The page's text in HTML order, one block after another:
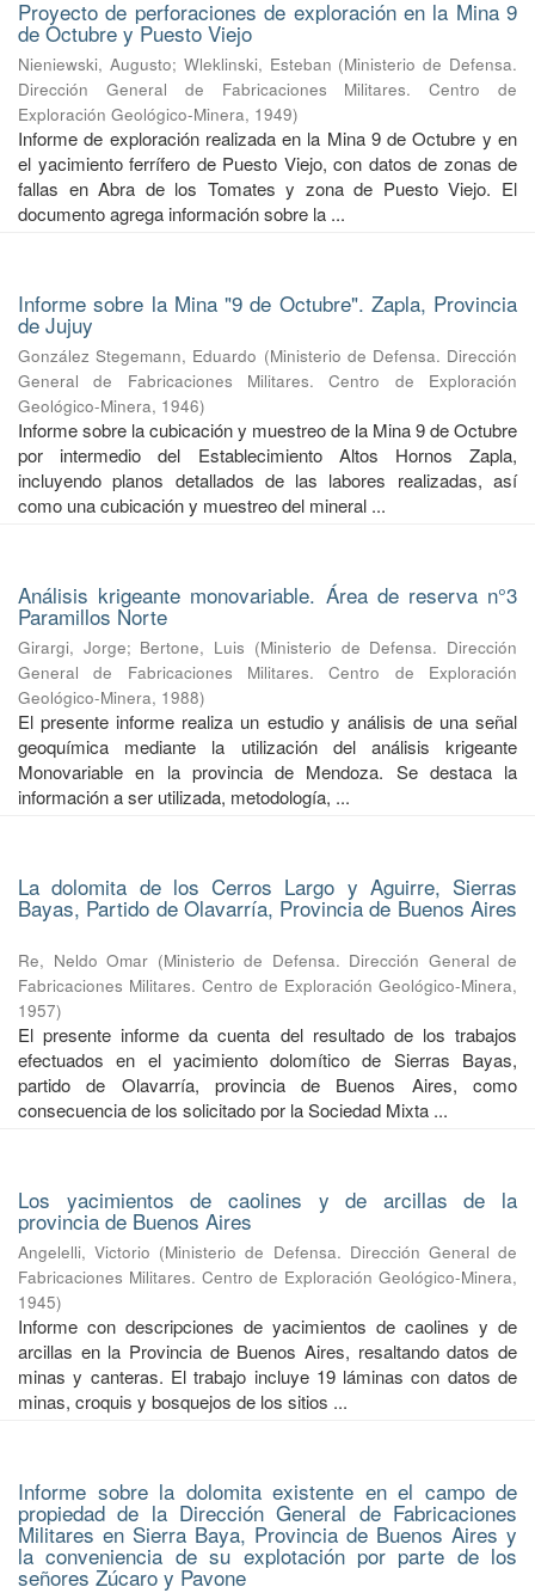
Proyecto de perforaciones de exploración en la Mina 9
de Octubre y Puesto Viejo
Nieniewski, Augusto; Wleklinski, Esteban (Ministerio de Defensa.
Dirección General de Fabricaciones Militares. Centro de
Exploración Geológico-Minera, 1949)
Informe de exploración realizada en la Mina 9 de Octubre y en
el yacimiento ferrífero de Puesto Viejo, con datos de zonas de
fallas en Abra de los Tomates y zona de Puesto Viejo. El
documento agrega información sobre la ...
Informe sobre la Mina "9 de Octubre". Zapla, Provincia
de Jujuy
González Stegemann, Eduardo (Ministerio de Defensa. Dirección
General de Fabricaciones Militares. Centro de Exploración
Geológico-Minera, 1946)
Informe sobre la cubicación y muestreo de la Mina 9 de Octubre
por intermedio del Establecimiento Altos Hornos Zapla,
incluyendo planos detallados de las labores realizadas, así
como una cubicación y muestreo del mineral ...
Análisis krigeante monovariable. Área de reserva n°3
Paramillos Norte
Girargi, Jorge; Bertone, Luis (Ministerio de Defensa. Dirección
General de Fabricaciones Militares. Centro de Exploración
Geológico-Minera, 1988)
El presente informe realiza un estudio y análisis de una señal
geoquímica mediante la utilización del análisis krigeante
Monovariable en la provincia de Mendoza. Se destaca la
información a ser utilizada, metodología, ...
La dolomita de los Cerros Largo y Aguirre, Sierras
Bayas, Partido de Olavarría, Provincia de Buenos Aires
Re, Neldo Omar (Ministerio de Defensa. Dirección General de
Fabricaciones Militares. Centro de Exploración Geológico-Minera,
1957)
El presente informe da cuenta del resultado de los trabajos
efectuados en el yacimiento dolomítico de Sierras Bayas,
partido de Olavarría, provincia de Buenos Aires, como
consecuencia de los solicitado por la Sociedad Mixta ...
Los yacimientos de caolines y de arcillas de la
provincia de Buenos Aires
Angelelli, Victorio (Ministerio de Defensa. Dirección General de
Fabricaciones Militares. Centro de Exploración Geológico-Minera,
1945)
Informe con descripciones de yacimientos de caolines y de
arcillas en la Provincia de Buenos Aires, resaltando datos de
minas y canteras. El trabajo incluye 19 láminas con datos de
minas, croquis y bosquejos de los sitios ...
Informe sobre la dolomita existente en el campo de
propiedad de la Dirección General de Fabricaciones
Militares en Sierra Baya, Provincia de Buenos Aires y
la conveniencia de su explotación por parte de los
señores Zúcaro y Pavone